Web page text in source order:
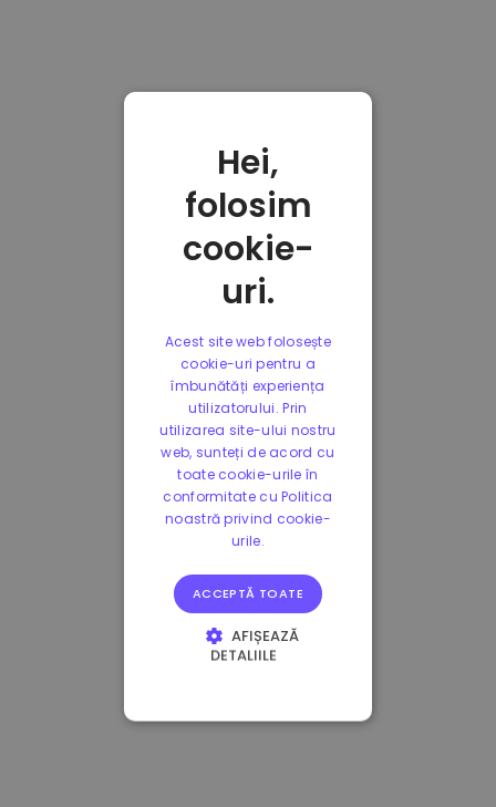
Hei,
folosim
cookie-
uri.
Acest site web folosește
cookie-uri pentru a
îmbunătăți experiența
utilizatorului. Prin
utilizarea site-ului nostru
web, sunteți de acord cu
toate cookie-urile în
conformitate cu Politica
noastră privind cookie-
urile.
ACCEPTĂ TOATE
AFIȘEAZĂ
DETALIILE